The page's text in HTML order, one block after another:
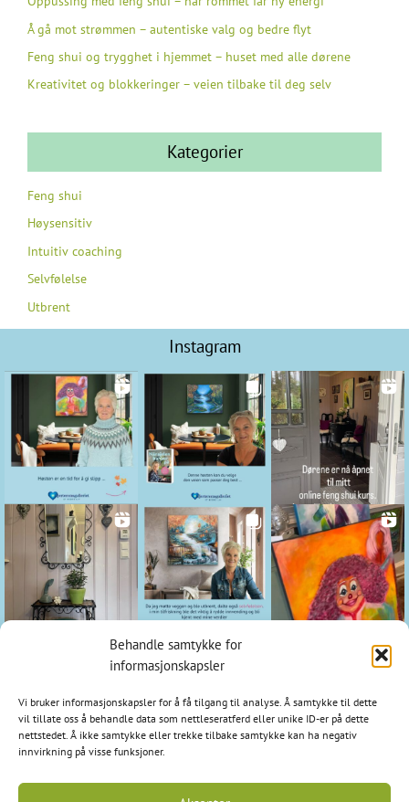
Behandle samtykke for
informasjonskapsler
Vi bruker informasjonskapsler for å få tilgang til analyse. Å samtykke til dette
vil tillate oss å behandle data som nettleseratferd eller unike ID-er på dette
nettstedet. Å ikke samtykke eller trekke tilbake samtykke kan ha negativ
innvirkning på visse funksjoner.
Å gå mot strømmen – autentiske valg og bedre flyt
Feng shui og trygghet i hjemmet – huset med alle dørene
Kreativitet og blokkeringer – veien tilbake til deg selv
Kategorier
Feng shui
Høysensitiv
Intuitiv coaching
Selvfølelse
Utbrent
Instagram
Kontakt
Hjerteromsgalleriet
1798 Aremark
E-post: post@hjerteromsgalleriet.no
Tlf: 95 97 97 24